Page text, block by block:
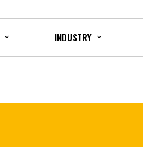
INDUSTRY